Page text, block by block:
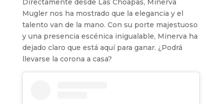
Directamente desde Las Choapas, Minerva
Mugler nos ha mostrado que la elegancia y el
talento van de la mano. Con su porte majestuoso
y una presencia escénica inigualable, Minerva ha
dejado claro que está aquí para ganar. ¿Podrá
llevarse la corona a casa?